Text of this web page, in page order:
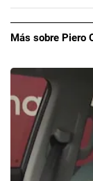
Más sobre Piero